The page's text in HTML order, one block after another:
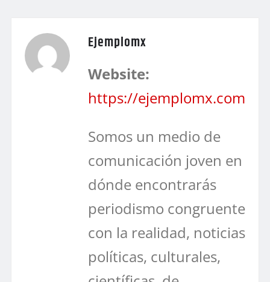
Ejemplomx
Website:
https://ejemplomx.com
Somos un medio de
comunicación joven en
dónde encontrarás
periodismo congruente
con la realidad, noticias
políticas, culturales,